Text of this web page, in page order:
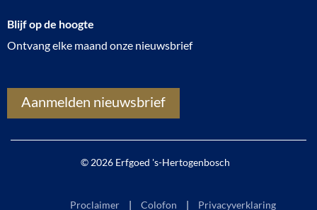
e
b
o
k
E
T
u
E
r
t
a
a
m
E
f
Blijf op de hoogte
Ontvang elke maand onze nieuwsbrief
Aanmelden nieuwsbrief
© 2026 Erfgoed 's-Hertogenbosch
Proclaimer Colofon Privacyverklaring